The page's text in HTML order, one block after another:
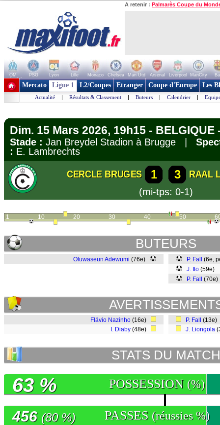
A retenir : Palmarès Coupe du
OM PSG Lyon Lille Monaco Chelsea Man Utd Arsenal Liverpool ManCity
+ de clubs
Mercato Ligue 1 L2/Coupes Etranger Coupe d'Europe Les
Actualité | Résultats & Classement | Buteurs | Calendrier |
Dim. 15 Mars 2026, 19h15 -
Stade : Jan Breydel Stadion à Brugge |
: E. Lambrechts
CERCLE BRUGES 1 3
RAAL
(mi-tps: 0-1)
1 10 20 30 40 50
BUTEURS
Oluwaseun Adewumi (76e) P. Fall
(6e,
J. Ito (59e)
P. Fall
Flávio Nazinho (16e)
I. Diaby (48e)
P. Fall
(13e)
J. Liongola
STATS DU MATCH
POSSESSION (%)
63 %
PASSES (réussies %)
456 (80 %)